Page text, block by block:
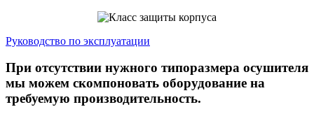
Руководство по эксплуатации
При отсутствии нужного типоразмера осушителя
мы можем скомпоновать оборудование на
требуемую производительность.